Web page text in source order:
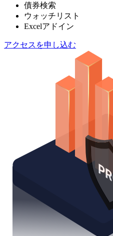
債券検索
ウォッチリスト
Excelアドイン
アクセスを申し込む